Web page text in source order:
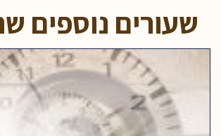
שעורים נוספים